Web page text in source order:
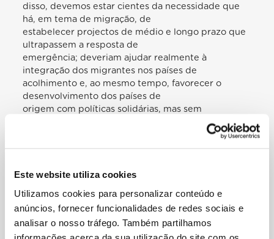
Este website utiliza cookies
Utilizamos cookies para personalizar conteúdo e
anúncios, fornecer funcionalidades de redes sociais e
analisar o nosso tráfego. Também partilhamos
disso, devemos estar cientes da necessidade que
há, em tema de migração, de
estabelecer projectos de médio e longo prazo que
ultrapassem a resposta de
emergência; deveriam ajudar realmente à
integração dos migrantes nos países de
acolhimento e, ao mesmo tempo, favorecer o
desenvolvimento dos países de
origem com políticas solidárias, mas sem
práticas ideologicamente alheias ou contrárias às
Sem esquecer outras situações dramáticas –
fronteira entre o México e os Estados Unidos da
América, que tocarei ao de leve
quando for a Ciudad Juárez no próximo mês –,